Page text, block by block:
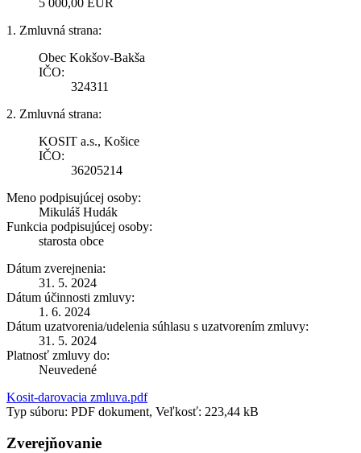
1. Zmluvná strana:
Obec Kokšov-Bakša
IČO:
324311
2. Zmluvná strana:
KOSIT a.s., Košice
IČO:
36205214
Meno podpisujúcej osoby:
Mikuláš Hudák
Funkcia podpisujúcej osoby:
starosta obce
Dátum zverejnenia:
31. 5. 2024
Dátum účinnosti zmluvy:
1. 6. 2024
Dátum uzatvorenia/udelenia súhlasu s uzatvorením zmluvy:
31. 5. 2024
Platnosť zmluvy do:
Neuvedené
Kosit-darovacia zmluva.pdf
Typ súboru: PDF dokument, Veľkosť: 223,44 kB
Zverejňovanie